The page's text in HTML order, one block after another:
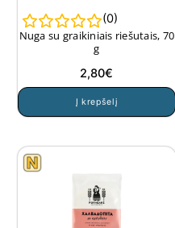
(0)
Nuga su graikiniais riešutais, 70
g
2,80€
Į krepšelį